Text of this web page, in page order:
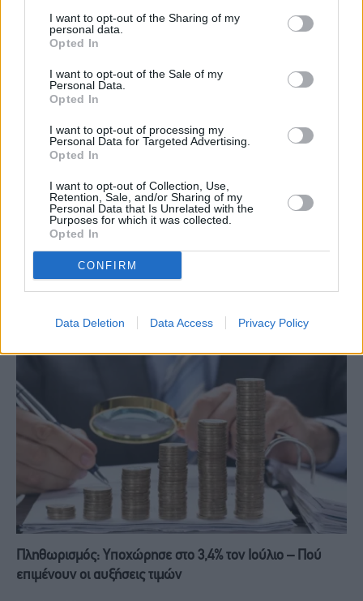
I want to opt-out of the Sharing of my
personal data.
Opted In
I want to opt-out of the Sale of my
Personal Data.
Opted In
I want to opt-out of processing my
Personal Data for Targeted Advertising.
Opted In
I want to opt-out of Collection, Use,
Retention, Sale, and/or Sharing of my
Personal Data that Is Unrelated with the
Purposes for which it was collected.
Opted In
CONFIRM
Data Deletion Data Access Privacy Policy
featured οικοδομή
FacebookTwitter
Λόττο: Οι τυχεροί αριθμοί της
κλήρωσης του Σαββάτου
Υπουργείο Τουρισμού για
τροχόσπιτα: Βάζουμε τέλος
στην καταχρηστική κατάληψη
RELATED POSTS
Πληθωρισμός: Υποχώρησε στο 3,4% τον Ιούλιο – Πού
επιμένουν οι αυξήσεις τιμών